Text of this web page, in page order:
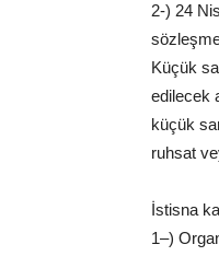
2-) 24
Küçük
edilecek
küçük
ruhsat
İstisna
1–)